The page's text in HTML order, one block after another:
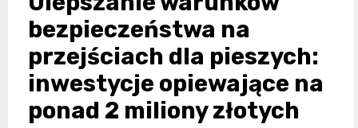
bezpieczeństwa na
przejściach dla pieszych:
inwestycje opiewające na
ponad 2 miliony złotych